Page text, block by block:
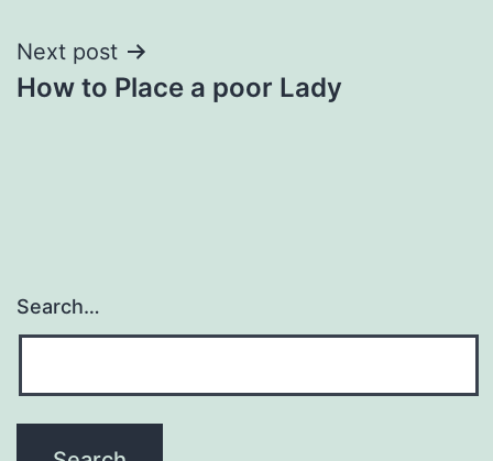
Next post
How to Place a poor Lady
Search…